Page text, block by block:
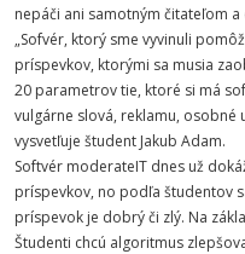
nepáči ani samotným čitateľom a
„Sofvér, ktorý sme vyvinuli
príspevkov, ktorými sa musia
20 parametrov tie, ktoré si má
vulgárne slová, reklamu, osobné
vysvetľuje študent Jakub Adam.
Softvér moderateIT dnes už
príspevkov, no podľa študentov
príspevok je dobrý či zlý. Na
Študenti chcú algoritmus